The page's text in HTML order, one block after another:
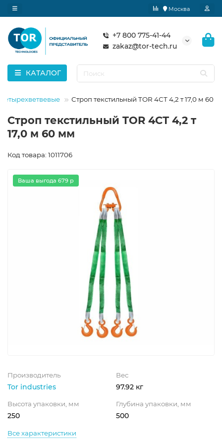
Москва
+7 800 775-41-44
zakaz@tor-tech.ru
КАТАЛОГ
Строп текстильный TOR 4СТ 4,2 т 17,0 м 60
Строп текстильный TOR 4СТ 4,2 т
17,0 м 60 мм
Код товара: 1011706
Ваша выгода 679 р
Производитель
Tor industries
Вес
97.92 кг
Высота упаковки, мм
250
Глубина упаковки, мм
500
Все характеристики